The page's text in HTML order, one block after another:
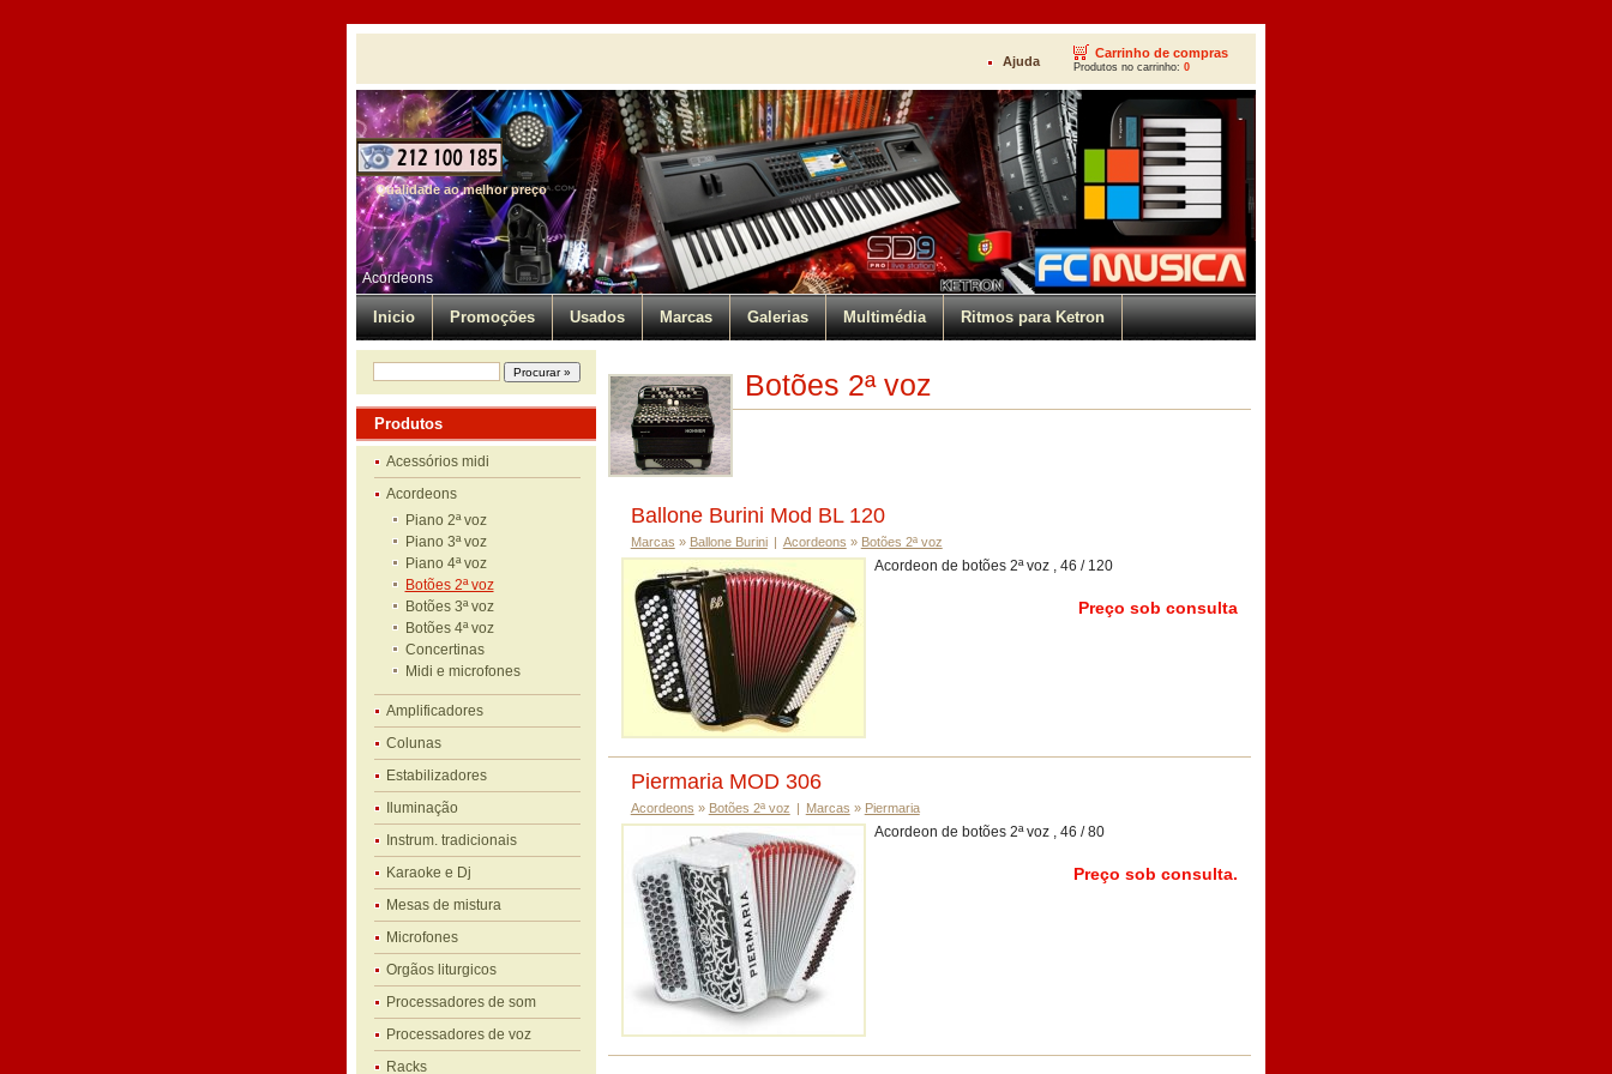
Ajuda
Carrinho de compras
Produtos no carrinho: 0
Qualidade ao melhor preço
Acordeons
Inicio Promoções Usados Marcas Galerias Multimédia Ritmos para Ketron
Produtos
Acessórios midi
Acordeons
Piano 2ª voz
Piano 3ª voz
Piano 4ª voz
Botões 2ª voz
Botões 3ª voz
Botões 4ª voz
Concertinas
Midi e microfones
Amplificadores
Colunas
Estabilizadores
Iluminação
Instrum. tradicionais
Karaoke e Dj
Mesas de mistura
Microfones
Orgãos liturgicos
Processadores de som
Processadores de voz
Racks
Botões 2ª voz
Ballone Burini Mod BL 120
Marcas » Ballone Burini | Acordeons » Botões 2ª voz
Acordeon de botões 2ª voz , 46 / 120
Preço sob consulta
Piermaria MOD 306
Acordeons » Botões 2ª voz | Marcas » Piermaria
Acordeon de botões 2ª voz , 46 / 80
Preço sob consulta.